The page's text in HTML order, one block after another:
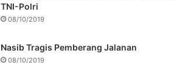
TNI-Polri
08/10/2019
Nasib Tragis Pemberang Jalanan
08/10/2019